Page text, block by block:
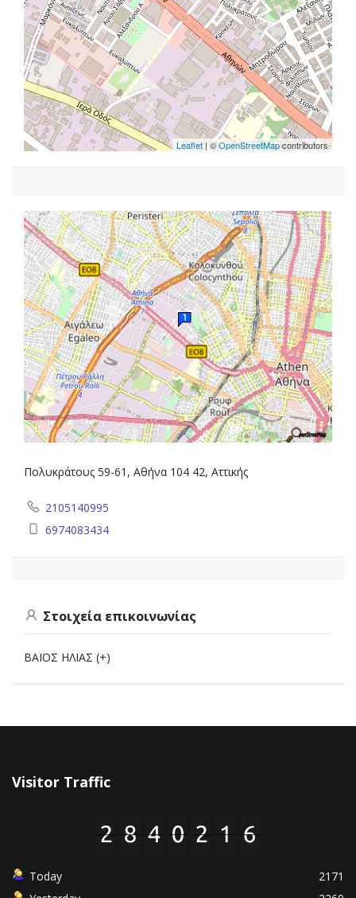
Leaflet | ©OpenStreetMapcontributors
Πολυκράτους 59-61, Αθήνα 104 42, Αττικής
2105140995
6974083434
Στοιχεία επικοινωνίας
ΒΑΪΟΣ ΗΛΙΑΣ (+)
Visitor Traffic
Today
2171